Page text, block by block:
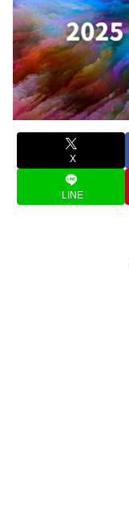
X
LINE